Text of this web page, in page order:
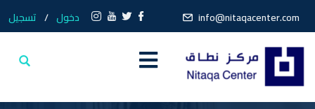
info@nitaqacenter.com دخول / تسجيل